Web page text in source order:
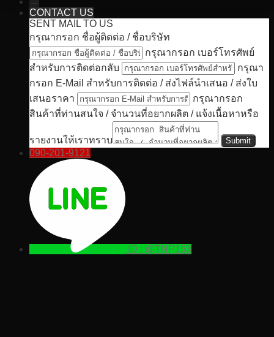
CONTACT US
SENT MAIL TO US
กรุณากรอก ชื่อผู้ติดต่อ / ชื่อบริษัท
กรุณากรอก เบอร์โทรศัพย์
สำหรับการติดต่อกลับ
กรุณา
กรอก E-Mail สำหรับการติดต่อ / ส่งไฟล์นำเสนอ / ส่งใบ
เสนอราคา
กรุณากรอก
สินค้าที่ท่านสนใจ / จำนวนที่อยากผลิต / แจ้งเนื้อหาหรือ
รายงานให้เราทราบ
090-201-9121
ID : @TNP153